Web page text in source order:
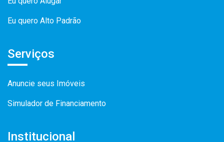
Eu quero Alto Padrão
Serviços
Anuncie seus Imóveis
Simulador de Financiamento
Institucional